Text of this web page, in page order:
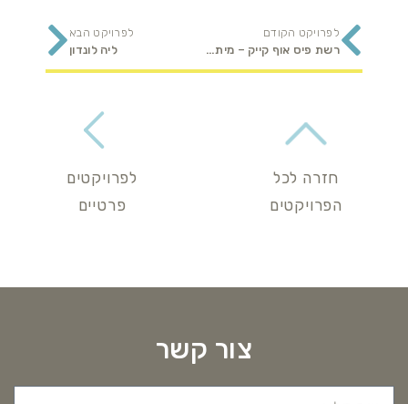
לפרויקט הקודם
רשת פיס אוף קייק – מיתוג רישתי
לפרויקט הבא
ליה לונדון
חזרה לכל
הפרויקטים
לפרויקטים
פרטיים
צור קשר